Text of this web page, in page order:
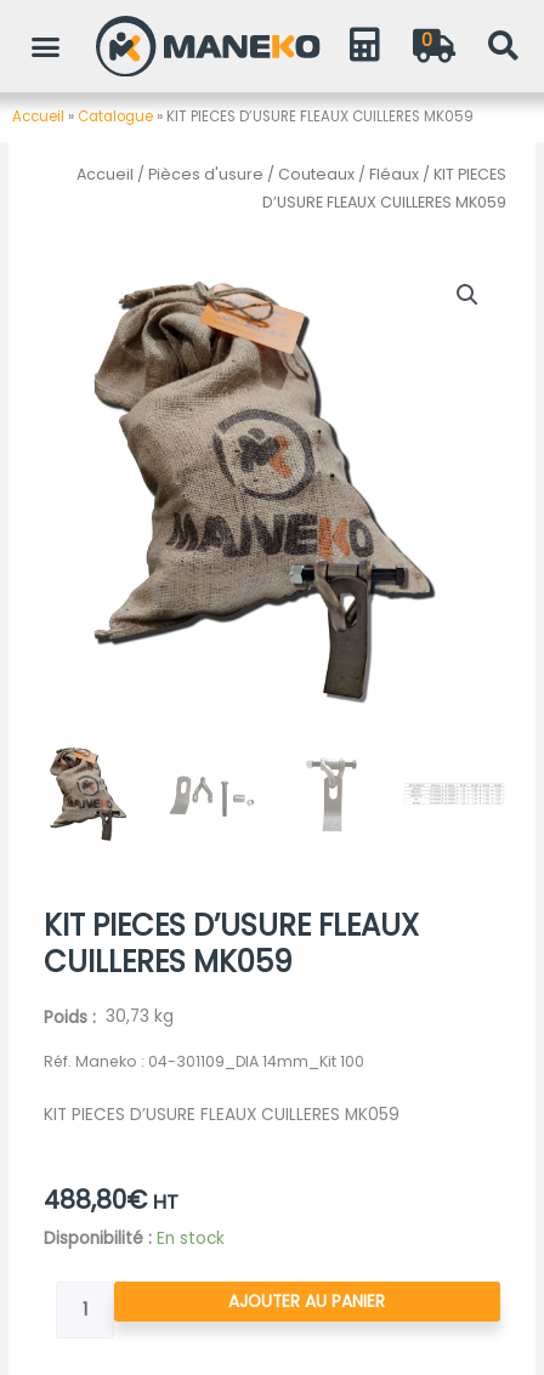
0
Accueil »Catalogue » KIT PIECES D’USURE FLEAUX CUILLERES MK059
Accueil / Pièces d'usure / Couteaux / Fléaux/ KIT PIECES
D’USURE FLEAUX CUILLERES MK059
KIT PIECES D’USURE FLEAUX
CUILLERES MK059
Poids 30,73 kg
Réf. Maneko : 04-301109_DIA 14mm_Kit 100
KIT PIECES D’USURE FLEAUX CUILLERES MK059
488,80€ HT
Disponibilité : En stock
quantité
AJOUTER AU PANIER